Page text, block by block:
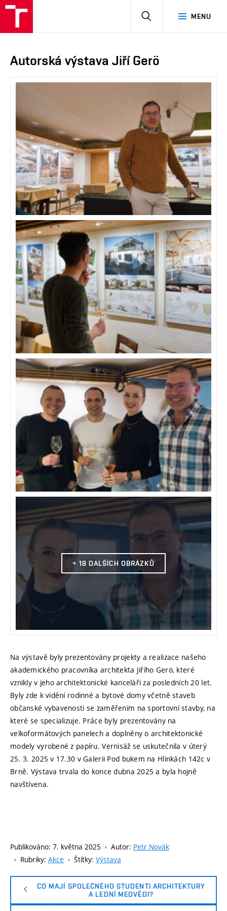
MENU
Autorská výstava Jiří Gerö
+ 18 DALŠÍCH OBRÁZKŮ
Na výstavě byly prezentovány projekty a realizace našeho
akademického pracovníka architekta Jiřího Gerö, které
vznikly v jeho architektonické kanceláři za posledních 20 let.
Byly zde k vidění rodinné a bytové domy včetně staveb
občanské vybavenosti se zaměřením na sportovní stavby, na
které se specializuje. Práce byly prezentovány na
velkoformátových panelech a doplněny o architektonické
modely vyrobené z papíru. Vernisáž se uskutečnila v úterý
25. 3. 2025 v 17.30 v Galerii Pod bukem na Hlinkách 142c v
Brně. Výstava trvala do konce dubna 2025 a byla hojně
navštívena.
Publikováno: 7. května 2025 Autor: Petr Novák
Rubriky: Akce Štítky: Výstava
CO MAJÍ SPOLEČNÉHO STUDENTI ARCHITEKTURY
A LEDNÍ MEDVĚDI?